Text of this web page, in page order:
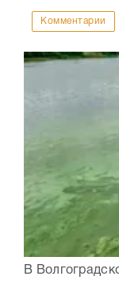
Комментарии
В